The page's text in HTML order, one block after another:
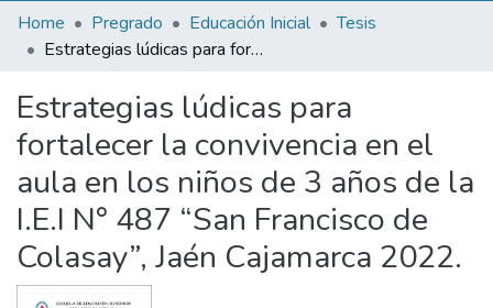
Communities & Collections
All of DSpace
Statistics
Home Pregrado Educación Inicial
Tesis
Estrategias lúdicas para fortalecer la convivencia en el aula en los niños de 3 años de la I.E.I N° 487 “San Francisco de Colasay”, Jaén Cajamarca 2022.
Estrategias lúdicas para
fortalecer la convivencia en el
aula en los niños de 3 años de la
I.E.I N° 487 “San Francisco de
Colasay”, Jaén Cajamarca 2022.